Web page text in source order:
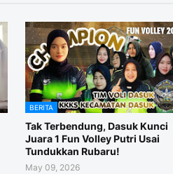
BERITA
Tak Terbendung, Dasuk Kunci
Juara 1 Fun Volley Putri Usai
Tundukkan Rubaru!
May 09, 2026